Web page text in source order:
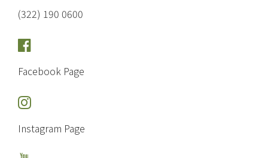
(322) 190 0600
Facebook Page
Instagram Page